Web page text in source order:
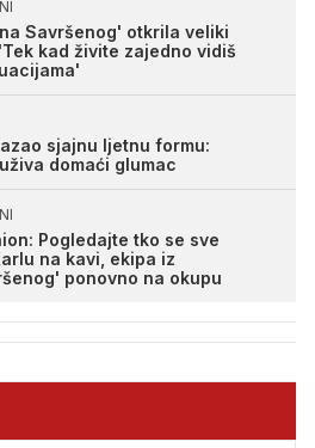
Savršenog' otkrila veliki
kad živite zajedno vidiš
sjajnu ljetnu formu:
domaći glumac
Pogledajte tko se sve
na kavi, ekipa iz
ponovno na okupu